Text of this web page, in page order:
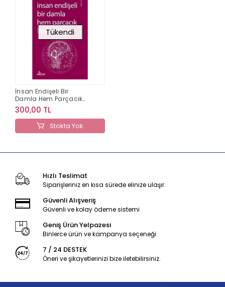
Tükendi
İnsan Endişeli Bir
Damla Hem Parçacık
Hem Dalga
300,00 TL
Stokta Yok
Hızlı Teslimat
Siparişleriniz en kısa sürede elinize ulaşır.
Güvenli Alışveriş
Güvenli ve kolay ödeme sistemi
Geniş Ürün Yelpazesi
Binlerce ürün ve kampanya seçeneği
7 / 24 DESTEK
Öneri ve şikayetlerinizi bize iletebilirsiniz.